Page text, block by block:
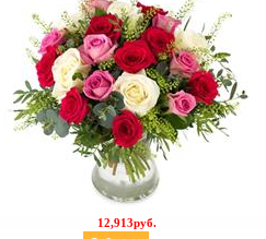
12,913руб.